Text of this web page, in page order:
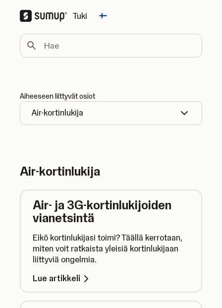
Tuki Change country
Hae
Aiheeseen liittyvät osiot
Air-kortinlukija
Air-kortinlukija
Air- ja 3G-kortinlukijoiden
vianetsintä
Eikö kortinlukijasi toimi? Täällä kerrotaan,
miten voit ratkaista yleisiä kortinlukijaan
liittyviä ongelmia.
Lue artikkeli